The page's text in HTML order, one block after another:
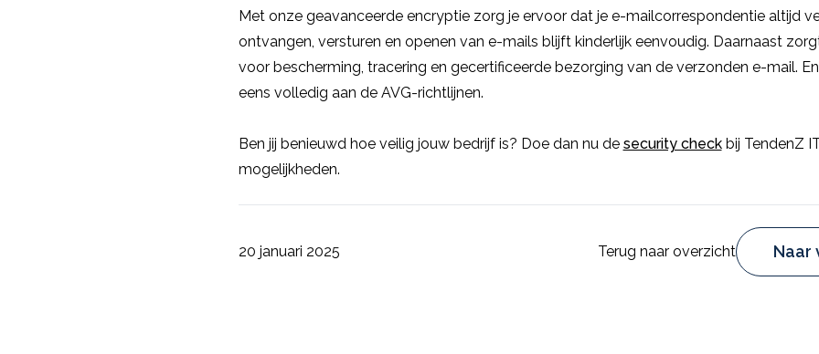
Met onze geavanceerde encryptie zorg je ervoor dat je e-mailcorrespondentie altijd
ontvangen, versturen en openen van e-mails blijft kinderlijk eenvoudig. Daarnaast
voor bescherming, tracering en gecertificeerde bezorging van de verzonden e-mail.
eens volledig aan de AVG-richtlijnen.
Ben jij benieuwd hoe veilig jouw bedrijf is? Doe dan nu de security checkbij TendenZ
mogelijkheden.
20 januari 2025 Terug naar overzicht Naar